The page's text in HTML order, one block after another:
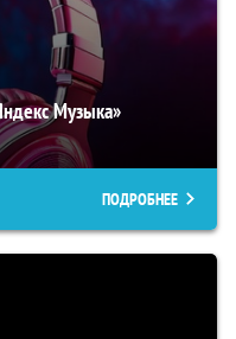
Музыка»
ПОДРОБНЕЕ